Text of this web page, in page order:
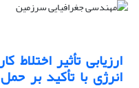
ارزیابی تأثیر
انرژی با تأکید بر